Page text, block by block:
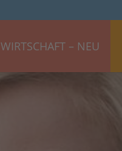
WIRTSCHAFT – NEU